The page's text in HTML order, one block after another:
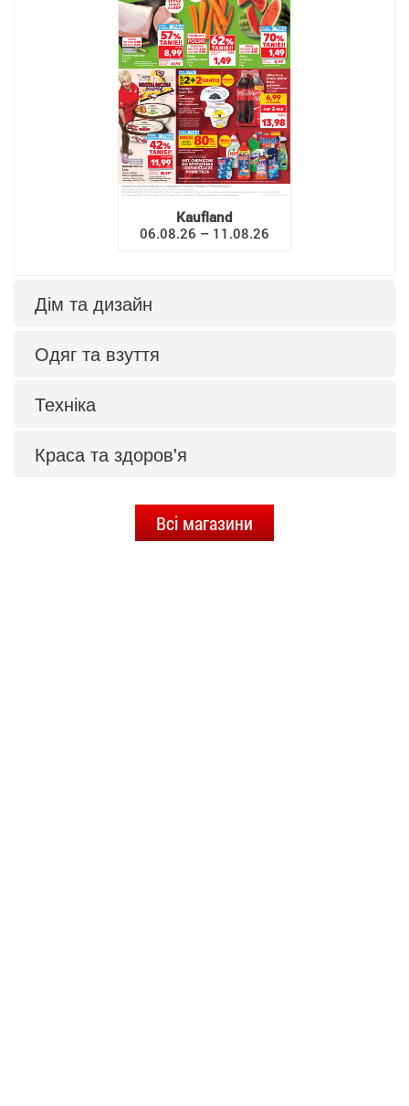
Kaufland
06.08.26 – 11.08.26
Дім та дизайн
Одяг та взуття
Техніка
Краса та здоров'я
Всі магазини